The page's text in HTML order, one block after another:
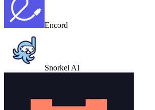
Encord
Snorkel AI